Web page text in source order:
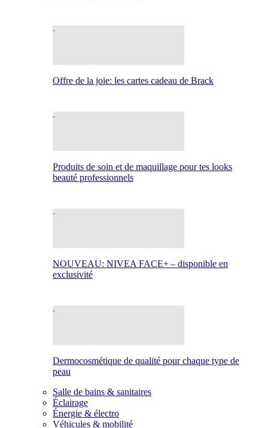
Offre de la joie: les cartes cadeau de Brack
Produits de soin et de maquillage pour tes looks
beauté professionnels
NOUVEAU: NIVEA FACE+ – disponible en
exclusivité
Dermocosmétique de qualité pour chaque type de
peau
Salle de bains & sanitaires
Éclairage
Énergie & électro
Véhicules & mobilité